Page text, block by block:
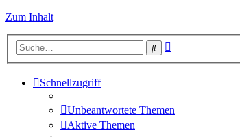
Zum Inhalt
Suche
Schnellzugriff
Unbeantwortete Themen
Aktive Themen